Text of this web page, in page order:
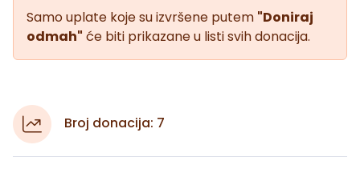
Samo uplate koje su izvršene putem "Doniraj
odmah" će biti prikazane u listi svih donacija.
Broj donacija: 7